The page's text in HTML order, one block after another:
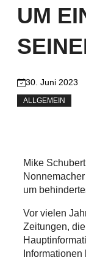
UM
30. Juni 2023
ALLGEMEIN
Mike
um
Vor vielen
Zeitungen, die
Informationen